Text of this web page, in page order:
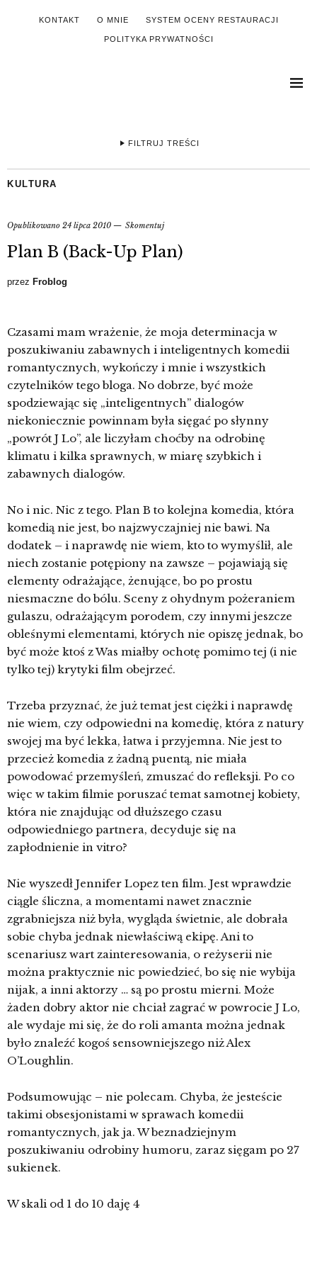
KONTAKT O MNIE SYSTEM OCENY RESTAURACJI
POLITYKA PRYWATNOŚCI
FILTRUJ TREŚCI
KULTURA
Opublikowano 24 lipca 2010 Skomentuj
Plan B (Back-Up Plan)
przez Froblog
Czasami mam wrażenie, że moja determinacja w
poszukiwaniu zabawnych i inteligentnych komedii
romantycznych, wykończy i mnie i wszystkich
czytelników tego bloga. No dobrze, być może
spodziewając się „inteligentnych” dialogów
niekoniecznie powinnam była sięgać po słynny
„powrót J Lo”, ale liczyłam choćby na odrobinę
klimatu i kilka sprawnych, w miarę szybkich i
zabawnych dialogów.
No i nic. Nic z tego. Plan B to kolejna komedia, która
komedią nie jest, bo najzwyczajniej nie bawi. Na
dodatek – i naprawdę nie wiem, kto to wymyślił, ale
niech zostanie potępiony na zawsze – pojawiają się
elementy odrażające, żenujące, bo po prostu
niesmaczne do bólu. Sceny z ohydnym pożeraniem
gulaszu, odrażającym porodem, czy innymi jeszcze
obleśnymi elementami, których nie opiszę jednak, bo
być może ktoś z Was miałby ochotę pomimo tej (i nie
tylko tej) krytyki film obejrzeć.
Trzeba przyznać, że już temat jest ciężki i naprawdę
nie wiem, czy odpowiedni na komedię, która z natury
swojej ma być lekka, łatwa i przyjemna. Nie jest to
przecież komedia z żadną puentą, nie miała
powodować przemyśleń, zmuszać do refleksji. Po co
więc w takim filmie poruszać temat samotnej kobiety,
która nie znajdując od dłuższego czasu
odpowiedniego partnera, decyduje się na
zapłodnienie in vitro?
Nie wyszedł Jennifer Lopez ten film. Jest wprawdzie
ciągle śliczna, a momentami nawet znacznie
zgrabniejsza niż była, wygląda świetnie, ale dobrała
sobie chyba jednak niewłaściwą ekipę. Ani to
scenariusz wart zainteresowania, o reżyserii nie
można praktycznie nic powiedzieć, bo się nie wybija
nijak, a inni aktorzy … są po prostu mierni. Może
żaden dobry aktor nie chciał zagrać w powrocie J Lo,
ale wydaje mi się, że do roli amanta można jednak
było znaleźć kogoś sensowniejszego niżAlex
O’Loughlin.
Podsumowując – nie polecam. Chyba, że jesteście
takimi obsesjonistami w sprawach komedii
romantycznych, jak ja. W beznadziejnym
poszukiwaniu odrobiny humoru, zaraz sięgam po 27
sukienek.
W skali od 1 do 10 daję 4